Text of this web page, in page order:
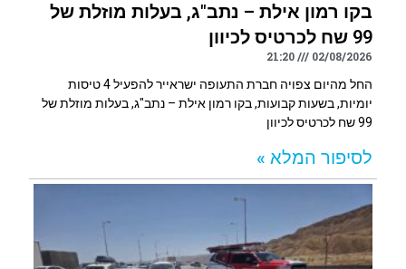
בקו רמון אילת – נתב"ג, בעלות מוזלת של
99 שח לכרטיס לכיוון
02/08/2026
21:20
החל מהיום צפויה חברת התעופה ישראייר להפעיל 4 טיסות
יומיות, בשעות קבועות, בקו רמון אילת – נתב"ג, בעלות מוזלת של
99 שח לכרטיס לכיוון
לסיפור המלא »